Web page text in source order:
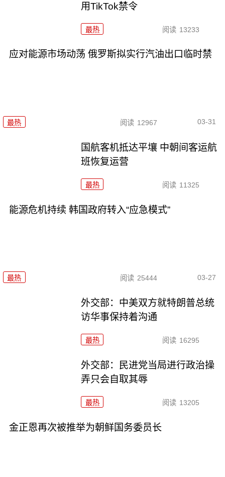
用TikTok禁令
最热 阅读 13233
应对能源市场动荡 俄罗斯拟实行汽油出口临时禁
最热 阅读 12967 03-31
国航客机抵达平壤 中朝间客运航
班恢复运营
最热 阅读 11325
能源危机持续 韩国政府转入“应急模式”
最热 阅读 25444 03-27
外交部：中美双方就特朗普总统
访华事保持着沟通
最热 阅读 16295
外交部：民进党当局进行政治操
弄只会自取其辱
最热 阅读 13205
金正恩再次被推举为朝鲜国务委员长